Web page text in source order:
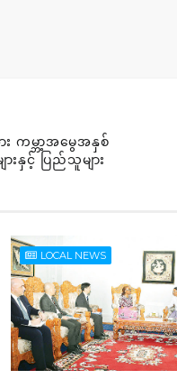
ကမ္ဘာ့အမွေအနှစ်
းနှင့် ပြည်သူများ
LOCAL NEWS